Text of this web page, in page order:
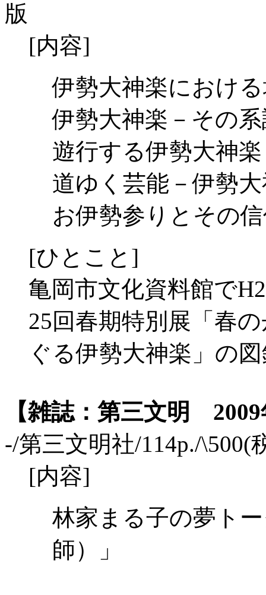
版
[内容]
伊勢大神楽におけ
伊勢大神楽－その
遊行する伊勢大神楽
道ゆく芸能－伊勢
お伊勢参りとその
[ひとこと]
亀岡市文化資料館で
25回春期特別展「春
ぐる伊勢大神楽」の
【雑誌：第三文明
-/第三文明社/114p./\500(
[内容]
林家まる子の夢ト
師）」